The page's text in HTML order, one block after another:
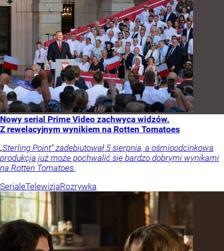
Nowy serial Prime Video zachwyca widzów.
Z rewelacyjnym wynikiem na Rotten Tomatoes
„Sterling Point” zadebiutował 5 sierpnia, a ośmioodcinkowa
produkcja już może pochwalić się bardzo dobrymi wynikami
na Rotten Tomatoes.
SerialeTelewizjaRozrywka